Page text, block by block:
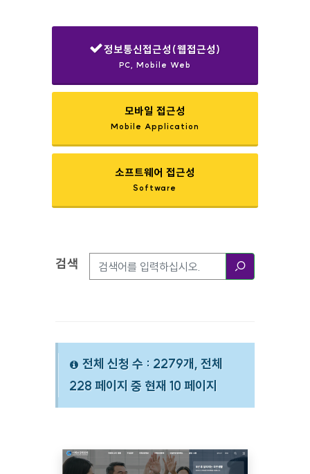
정보통신접근성(웹접근성)
PC, Mobile Web
모바일 접근성
Mobile Application
소프트웨어 접근성
Software
검색옵션
검색
전체 신청 수 : 2279개, 전체
228 페이지 중 현재 10 페이지